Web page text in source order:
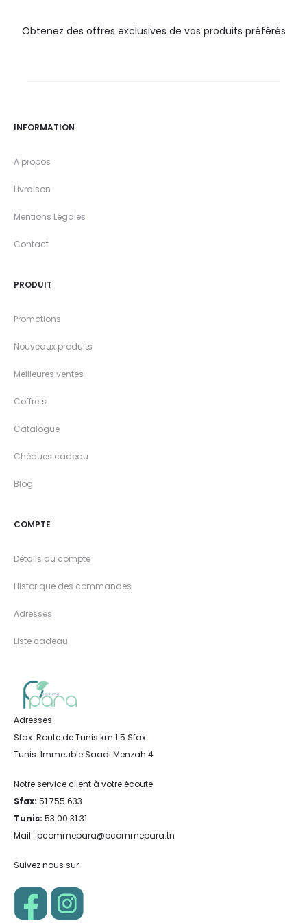
Obtenez des offres exclusives de vos produits préférés
INFORMATION
A propos
Livraison
Mentions Légales
Contact
PRODUIT
Promotions
Nouveaux produits
Meilleures ventes
Coffrets
Catalogue
Chèques cadeau
Blog
COMPTE
Détails du compte
Historique des commandes
Adresses
Liste cadeau
Adresses:
Sfax: Route de Tunis km 1.5 Sfax
Tunis: Immeuble Saadi Menzah 4
Notre service client à votre écoute
Sfax: 51 755 633
Tunis: 53 00 31 31
Mail : pcommepara@pcommepara.tn
Suivez nous sur